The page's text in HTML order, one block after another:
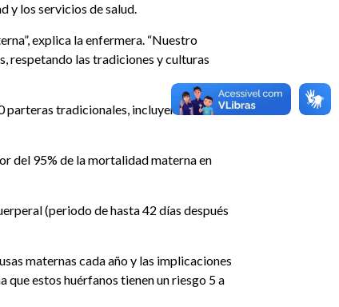
y los servicios de salud.
explica la enfermera. “Nuestro
respetando las tradiciones y culturas
parteras tradicionales, incluyendo las
del 95% de la mortalidad materna en
(periodo de hasta 42 días después
maternas cada año y las implicaciones
que estos huérfanos tienen un riesgo 5 a